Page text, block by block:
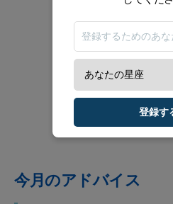
今月のアドバイス
登録す